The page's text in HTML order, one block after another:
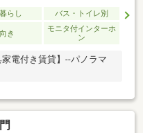
らし バス・トイレ別
き
モニタ付インターホ
ン
家電付き賃貸】--パノラマ